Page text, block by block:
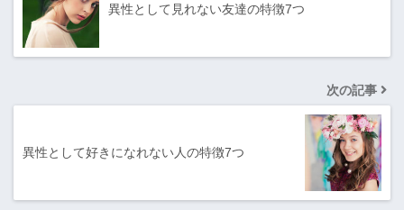
異性として見れない友達の特徴7つ
次の記事
異性として好きになれない人の特徴7つ